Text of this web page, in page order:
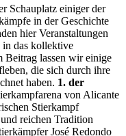
Schauplatz einiger der
in der Geschichte
hier Veranstaltungen
in das kollektive
Beitrag lassen wir einige
die sich durch ihre
haben. 1. der
von Alicante
Stierkampf
reichen Tradition
José Redondo